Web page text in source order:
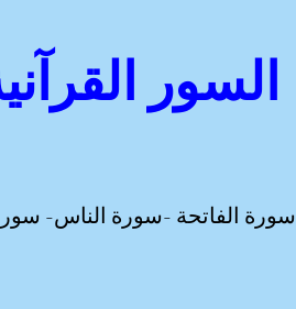
السور
سورة الفاتحة -سورة الناس-